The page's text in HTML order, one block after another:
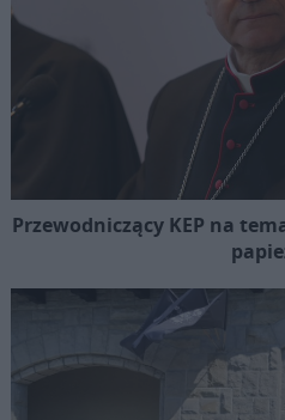
Przewodniczący KEP na